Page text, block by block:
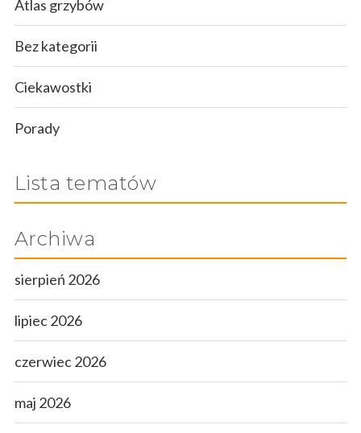
Atlas grzybów
Bez kategorii
Ciekawostki
Porady
Lista tematów
Archiwa
sierpień 2026
lipiec 2026
czerwiec 2026
maj 2026